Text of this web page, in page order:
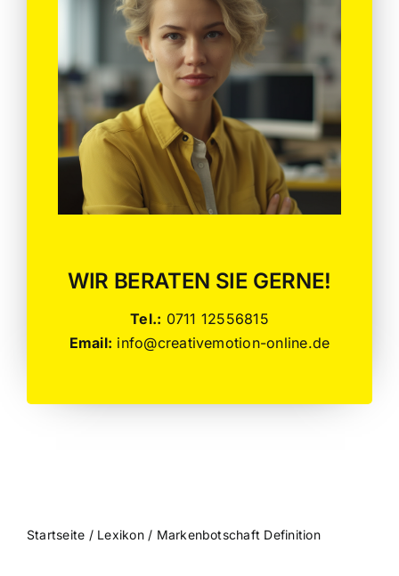
WIR BERATEN SIE GERNE!
Tel.: 0711 12556815
Email: info@creativemotion-online.de
Startseite / Lexikon/ Markenbotschaft Definition